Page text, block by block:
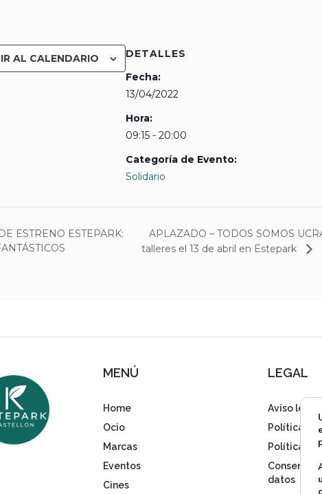
AL CALENDARIO
DETALLES
Fecha:
13/04/2022
Hora:
09:15 - 20:00
Categoría de Evento:
Solidario
ESTRENO ESTEPARK:
APLAZADO – TODOS SOMOS
talleres el 13 de abril en Estepark
MENÚ
Home
Ocio
Marcas
Eventos
Cines
LEGAL
Aviso legal
Política de
Política de
datos